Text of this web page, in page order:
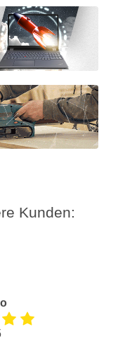
Kunden: